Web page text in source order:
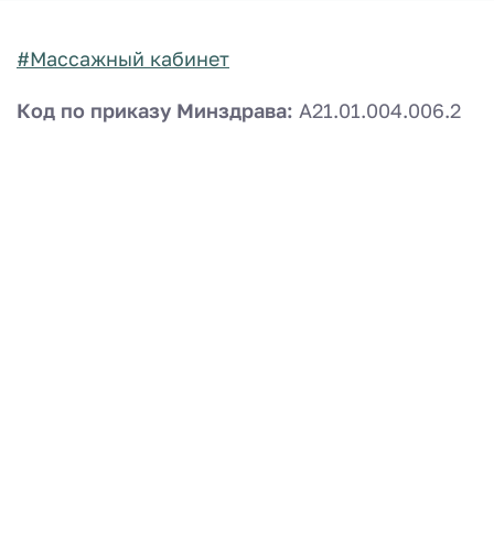
#Массажный кабинет
Код по приказу Минздрава: A21.01.004.006.2